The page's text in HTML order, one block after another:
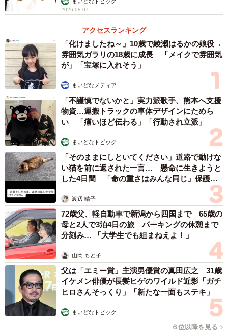
2026.08.07
アクセスランキング
「化けましたね～」10歳で綾瀬はるかの娘役→
雰囲気ガラリの18歳に成長 「メイクで雰囲気
が」「宝塚に入れそう」
まいどなメディア
「不謹慎でないかと」実力派歌手、熊本へ支援
物資…運搬トラックの車体デザインにためら
い 「痛いほど伝わる」「行動され立派」
まいどなトピック
「そのままにしといてください」道路で動けな
い猫を前に返された一言… 懸命に生きようと
した4日間 「命の重さはみんな同じ」保護団
渡辺 晴子
72歳父、軽自動車で新潟から四国まで 65歳の
母と2人で3泊4日の旅 パーキングの休憩まで
分刻み… 「大学生でも組まねえよ！」
山岡 もと子
父は「エミー賞」主演男優賞の真田広之 31歳
イケメン俳優が長髪ヒゲのワイルド近影「ガチ
ヒロさんそっくり」「新たな一面もステキ」
まいどなトピック
６位以降を見る